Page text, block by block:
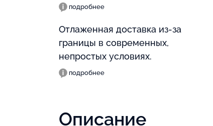
подробнее
Отлаженная доставка из-за
границы в современных,
непростых условиях.
подробнее
Описание